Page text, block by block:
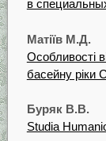
в
Матіїв М.Д.
Особливості
басейну ріки
Буряк В.В.
Studia